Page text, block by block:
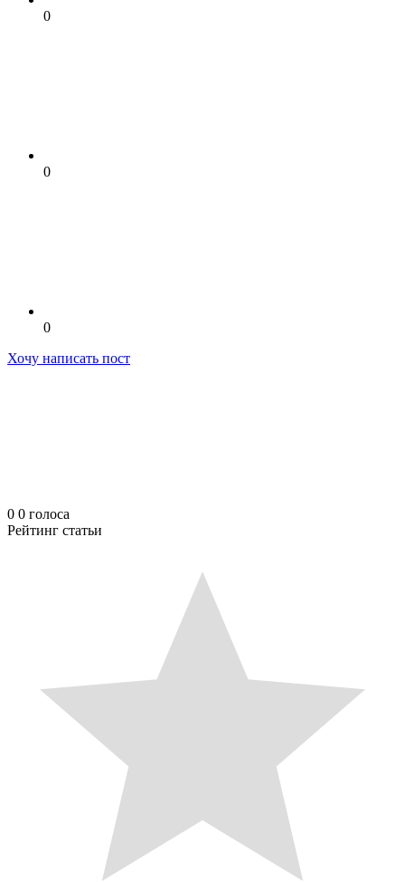
0
0
0
Хочу написать пост
0 0 голоса
Рейтинг статьи